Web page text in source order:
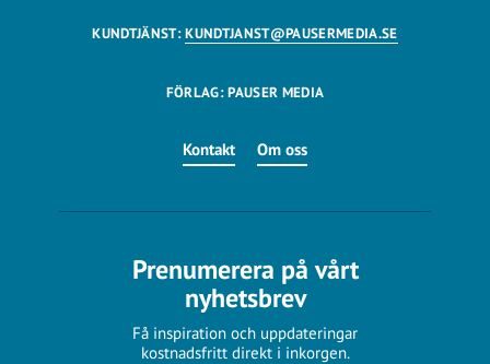
KUNDTJÄNST:KUNDTJANST@PAUSERMEDIA.SE
FÖRLAG: PAUSER MEDIA
Kontakt Om oss
Prenumerera på vårt
nyhetsbrev
Få inspiration och uppdateringar
kostnadsfritt direkt i inkorgen.